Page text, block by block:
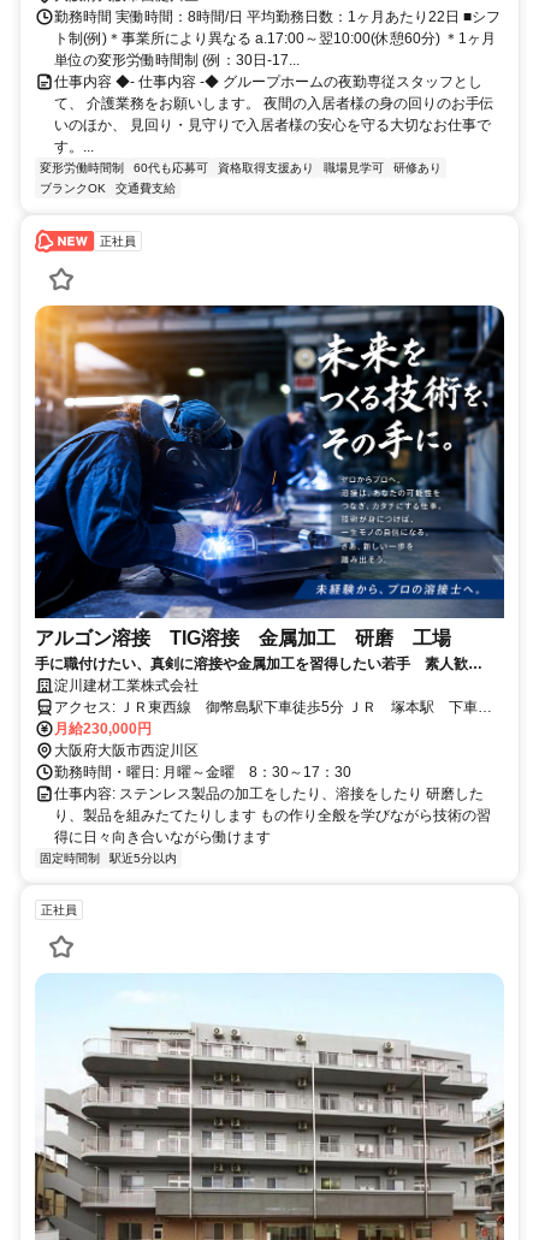
勤務時間 実働時間：8時間/日 平均勤務日数：1ヶ月あたり22日 ■シフ
ト制(例)＊事業所により異なる a.17:00～翌10:00(休憩60分) ＊1ヶ月
単位の変形労働時間制 (例：30日-17...
仕事内容 ◆- 仕事内容 -◆ グループホームの夜勤専従スタッフとし
て、 介護業務をお願いします。 夜間の入居者様の身の回りのお手伝
いのほか、 見回り・見守りで入居者様の安心を守る大切なお仕事で
す。...
変形労働時間制 60代も応募可 資格取得支援あり 職場見学可
研修あり
ブランクOK
交通費支給
正社員
アルゴン溶接 TIG溶接 金属加工 研磨 工場
手に職付けたい、真剣に溶接や金属加工を習得したい若手 素人歓
迎！ 完全週休２日
淀川建材工業株式会社
アクセス: ＪＲ東西線 御幣島駅下車徒歩5分 ＪＲ 塚本駅 下車徒
月給230,000円
大阪府大阪市西淀川区
勤務時間・曜日: 月曜～金曜 8：30～17：30
仕事内容: ステンレス製品の加工をしたり、溶接をしたり 研磨した
り、製品を組みたてたりします もの作り全般を学びながら技術の習
得に日々向き合いながら働けます
固定時間制 駅近5分以内
正社員